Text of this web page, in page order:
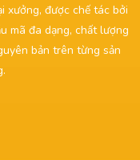
xưởng, được chế tác bởi
mã đa dạng, chất lượng
bản trên từng sản